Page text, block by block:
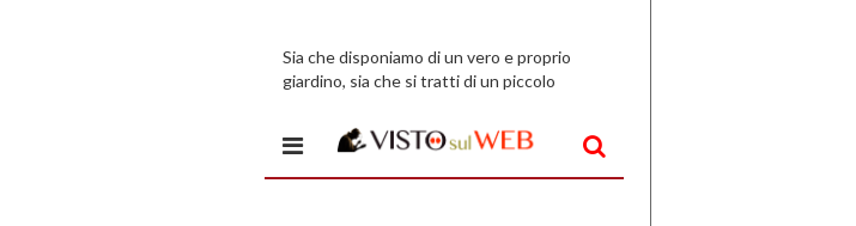
Sia che disponiamo di un vero e proprio
giardino, sia che si tratti di un piccolo